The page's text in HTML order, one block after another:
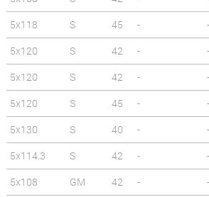
5x118
S 45 -
-
5x120
S 42 -
-
5x120
S 42 -
-
5x120
S 45 -
-
5x130
S 40 -
-
5x114.3
S 42 -
-
5x108
GM 42 -
-